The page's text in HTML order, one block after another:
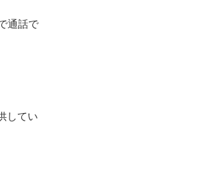
通話で
してい